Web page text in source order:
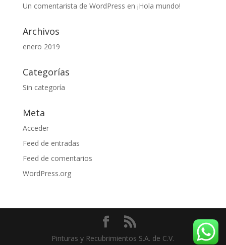
Un comentarista de WordPress en ¡Hola mundo!
Archivos
enero 2019
Categorías
Sin categoría
Meta
Acceder
Feed de entradas
Feed de comentarios
WordPress.org
Pinturas y Recubrimientos S.A. de C.V.